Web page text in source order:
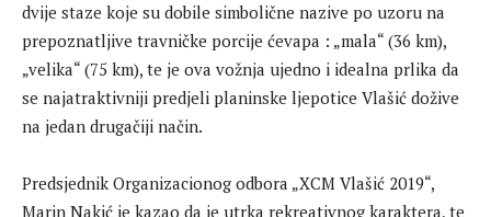
dvije staze koje su dobile simbolične nazive po uzoru na
prepoznatljive travničke porcije ćevapa : „mala“ (36 km),
„velika“ (75 km), te je ova vožnja ujedno i idealna prlika da
se najatraktivniji predjeli planinske ljepotice Vlašić dožive
na jedan drugačiji način.
Predsjednik Organizacionog odbora „XCM Vlašić 2019“,
Marin Nakić je kazao da je utrka rekreativnog karaktera, te